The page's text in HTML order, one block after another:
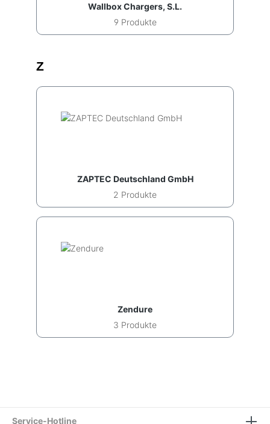
Wallbox Chargers, S.L.
9 Produkte
Z
ZAPTEC Deutschland GmbH
2 Produkte
Zendure
3 Produkte
Service-Hotline